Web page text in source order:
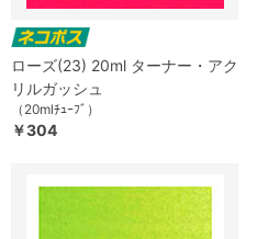
ローズ(23) 20ml ターナー・アク
リルガッシュ
（20mlﾁｭｰﾌﾞ）
￥304